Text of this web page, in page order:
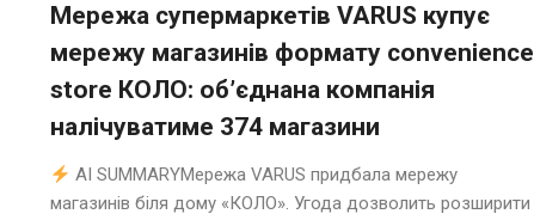
Мережа супермаркетів VARUS купує
мережу магазинів формату convenience
store КОЛО: об’єднана компанія
налічуватиме 374 магазини
AI SUMMARYМережа VARUS придбала мережу
магазинів біля дому «КОЛО». Угода дозволить розширити